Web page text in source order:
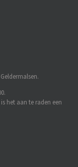
het aan te raden een